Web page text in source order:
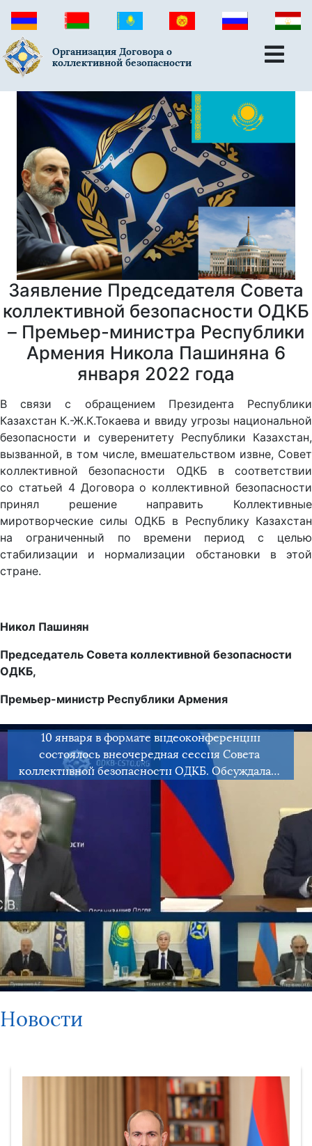
Организация Договора о
коллективной безопасности
Заявление Председателя Совета
коллективной безопасности ОДКБ
– Премьер-министра Республики
Армения Никола Пашиняна 6
января 2022 года
В связи с обращением Президента Республики
Казахстан К.-Ж.К.Токаева и ввиду угрозы национальной
безопасности и суверенитету Республики Казахстан,
вызванной, в том числе, вмешательством извне, Совет
коллективной безопасности ОДКБ в соответствии
со статьей 4 Договора о коллективной безопасности
принял решение направить Коллективные
миротворческие силы ОДКБ в Республику Казахстан
на ограниченный по времени период с целью
стабилизации и нормализации обстановки в этой
стране.
Никол Пашинян
Председатель Совета коллективной безопасности
ОДКБ,
Премьер-министр Республики Армения
10 января в формате видеоконференции
состоялось внеочередная сессия Совета
коллективной безопасности ОДКБ. Обсуждалась
ситуация в Республике Казахстан и меры по
нормализации обстановки в стране
Новости